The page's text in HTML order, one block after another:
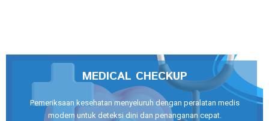
MEDICAL CHECKUP
Pemeriksaan kesehatan menyeluruh dengan peralatan medis
modern untuk deteksi dini dan penanganan cepat.